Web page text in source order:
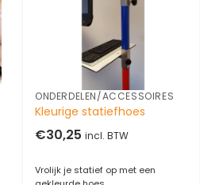
ONDERDELEN/ACCESSOIRES
Kleurige statiefhoes
€30,25 incl. BTW
Vrolijk je statief op met een